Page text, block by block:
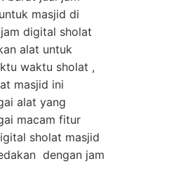
masjid di
digital sholat
alat untuk
waktu sholat ,
masjid ini
alat yang
macam fitur
sholat masjid
dengan jam